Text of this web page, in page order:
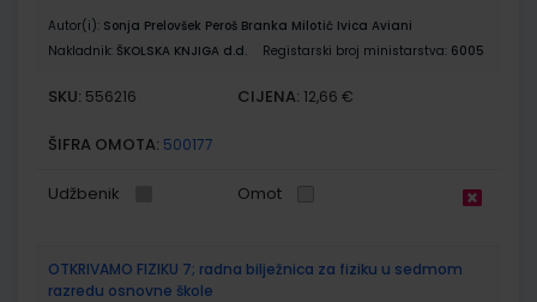
Autor(i): Sonja Prelovšek Peroš Branka Milotić Ivica Aviani
Nakladnik: ŠKOLSKA KNJIGA d.d. Registarski broj ministarstva: 6005
SKU: 556216 CIJENA: 12,66 €
ŠIFRA OMOTA: 500177
Udžbenik Omot
OTKRIVAMO FIZIKU 7; radna bilježnica za fiziku u sedmom
razredu osnovne škole